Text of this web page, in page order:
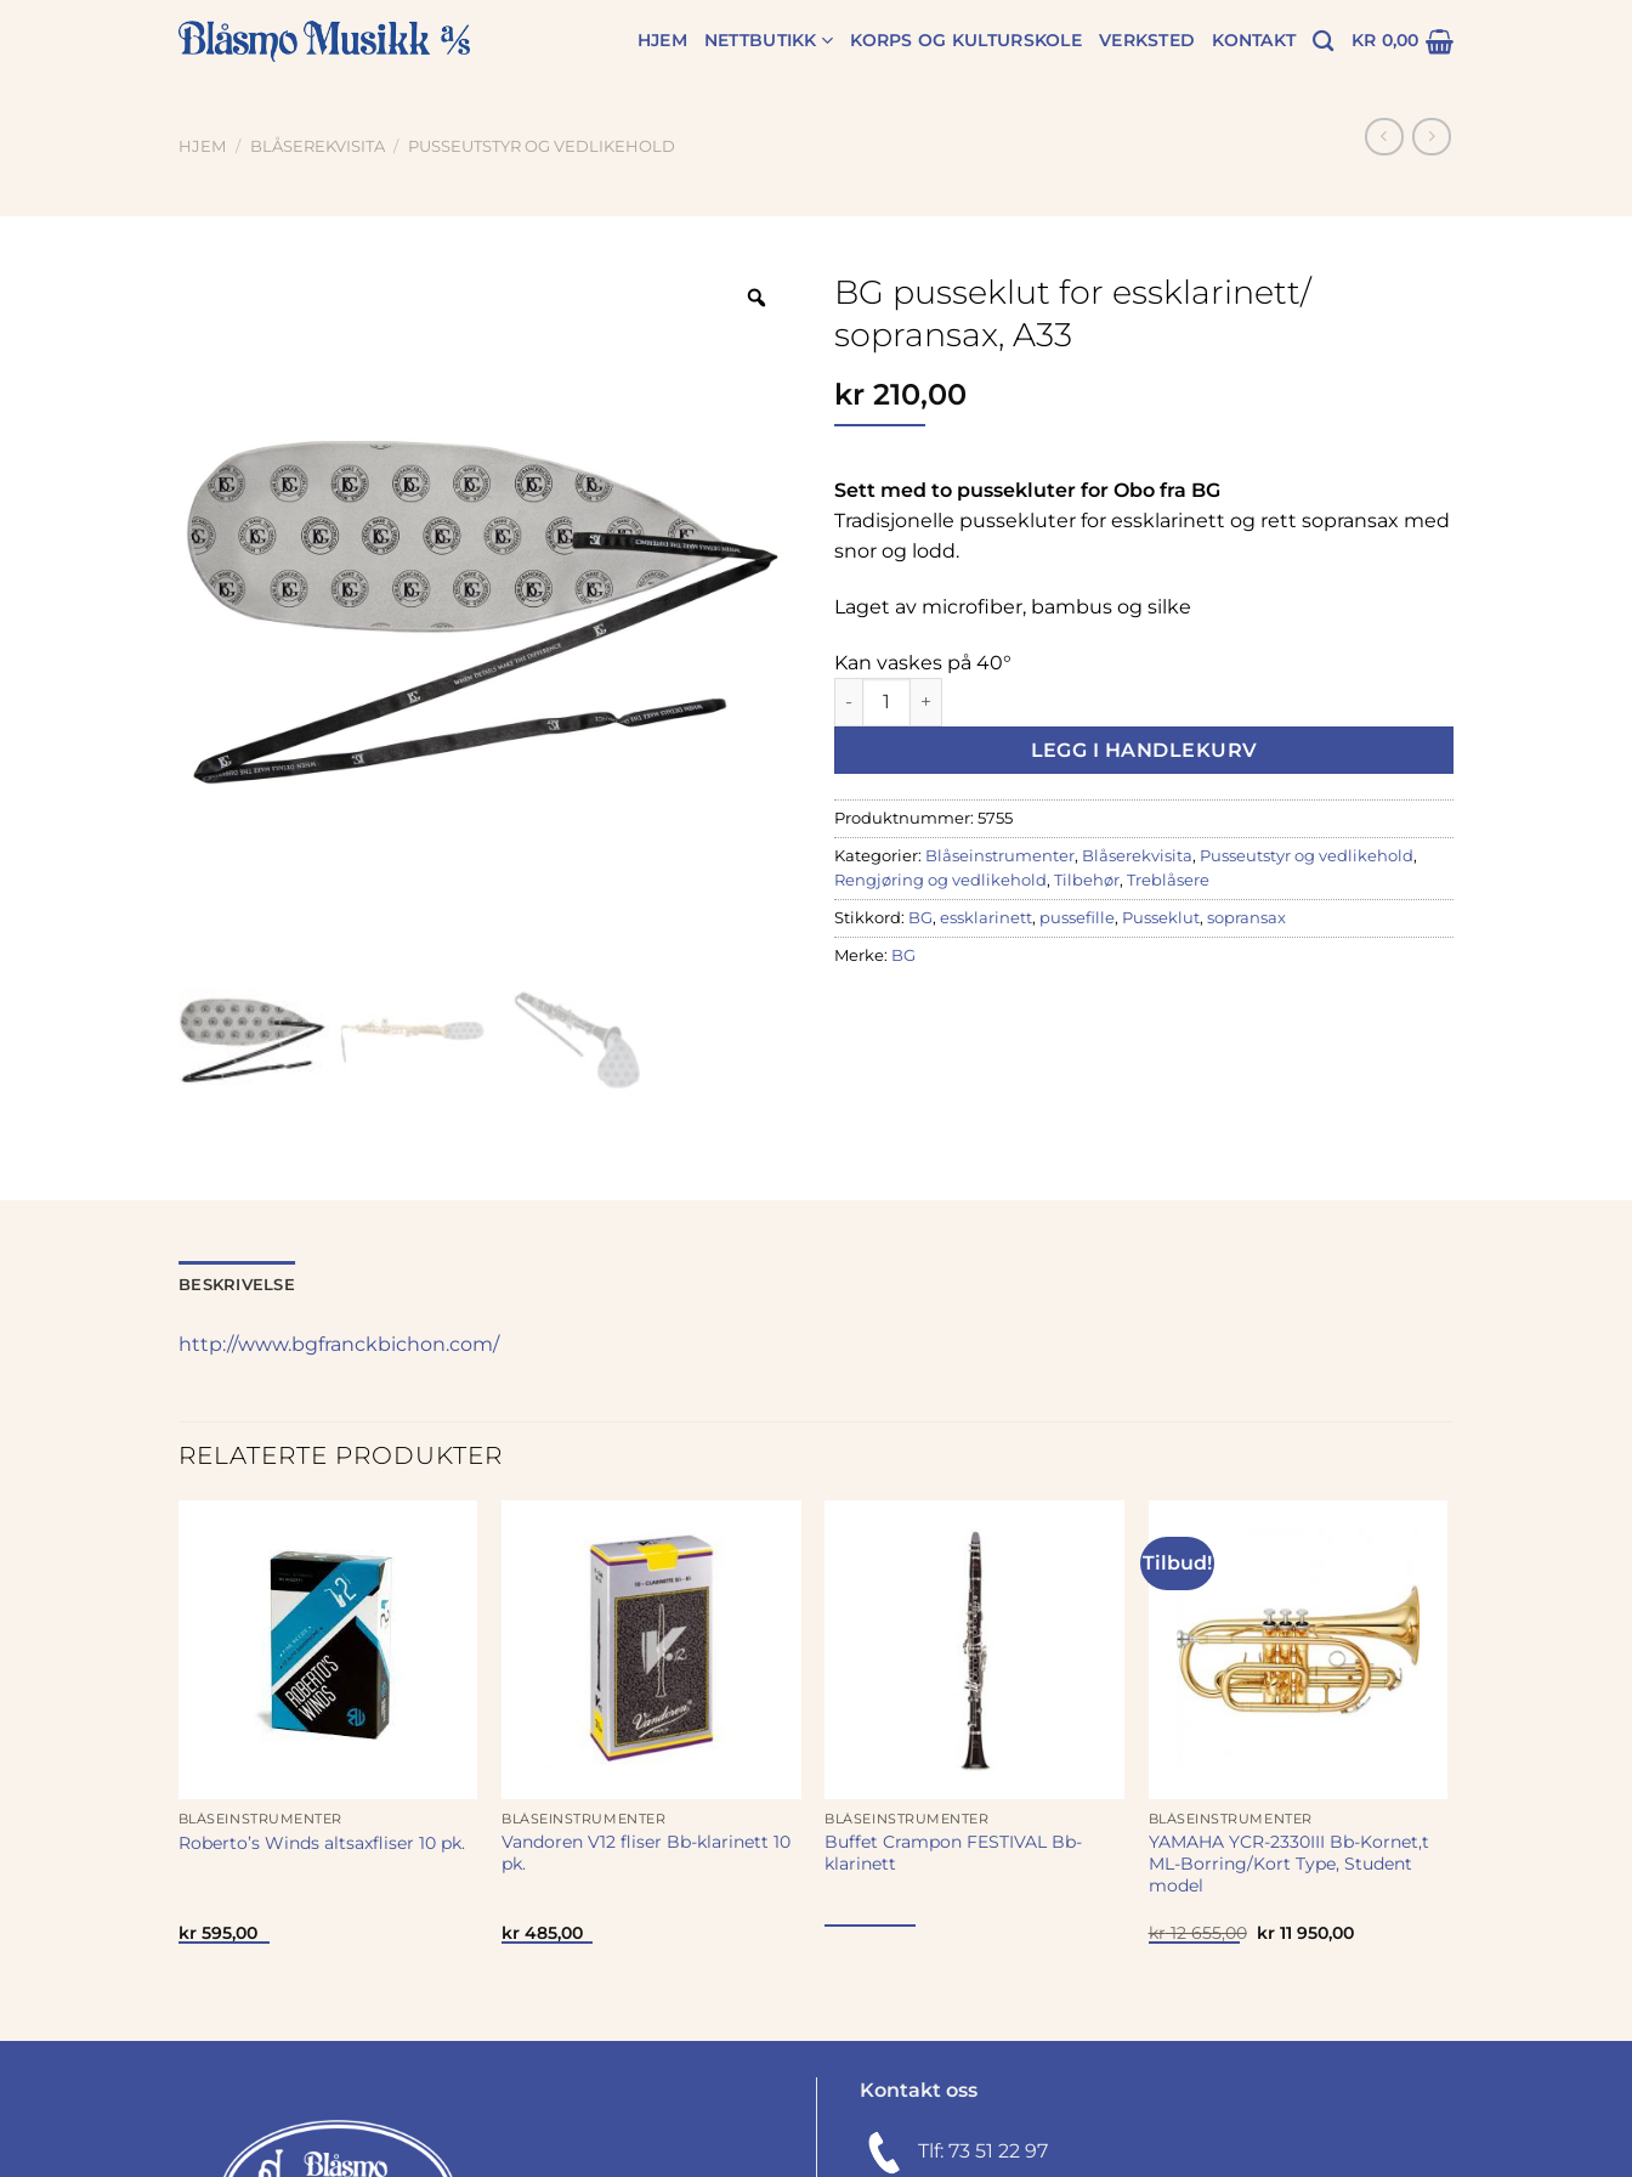
HJEM NETTBUTIKK KORPS OG KULTURSKOLE VERKSTED KONTAKT KR 0,00
HJEM / BLÅSEREKVISITA / PUSSEUTSTYR OG VEDLIKEHOLD
BG pusseklut for essklarinett/
sopransax, A33
kr 210,00
Sett med to pussekluter for Obo fra BG
Tradisjonelle pussekluter for essklarinett og rett sopransax med
snor og lodd.
Laget av microfiber, bambus og silke
Kan vaskes på 40°
BG pusseklut for essklarinett/ sopransax, A33 antall
LEGG I HANDLEKURV
Produktnummer: 5755
Kategorier: Blåseinstrumenter, Blåserekvisita, Pusseutstyr og vedlikehold,
Rengjøring og vedlikehold, Tilbehør, Treblåsere
Stikkord: BG, essklarinett, pussefille, Pusseklut, sopransax
Merke: BG
BESKRIVELSE
http://www.bgfranckbichon.com/
RELATERTE PRODUKTER
BLÅSEINSTRUMENTER
Roberto’s Winds altsaxfliser 10 pk.
kr595,00
BLÅSEINSTRUMENTER
Vandoren V12 fliser Bb-klarinett 10
pk.
kr 485,00
BLÅSEINSTRUMENTER
Buffet Crampon FESTIVAL Bb-
klarinett
Tilbud!
BLÅSEINSTRUMENTER
YAMAHA YCR-2330III Bb-Kornet,t
ML-Borring/Kort Type, Student
model
kr12 655,00 Opprinnelig
kr11 950,00Nåværende
Kontakt oss
Tlf: 73 51 22 97